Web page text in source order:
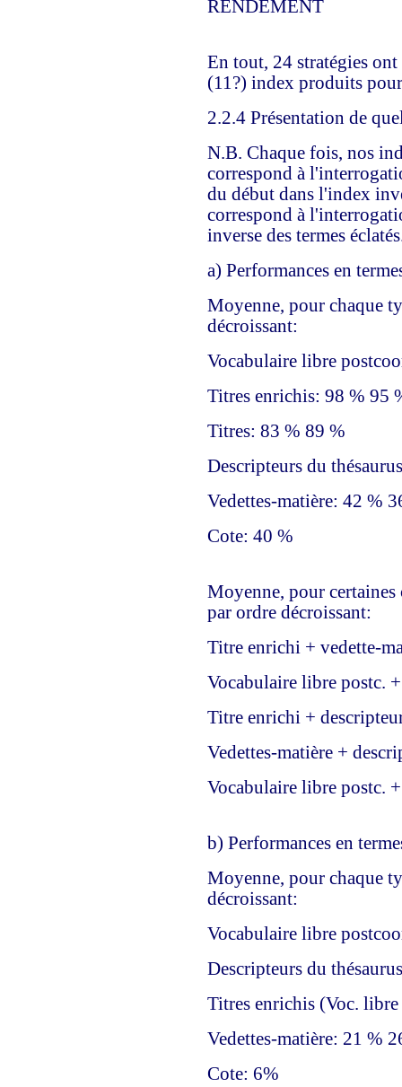
RENDEMENT
En tout, 24 stratégies ont
(11?) index produits
2.2.4 Présentation de
N.B. Chaque fois, nos
correspond à
du début dans l'index
correspond à
inverse des termes
a) Performances en
Moyenne, pour chaque
décroissant:
Vocabulaire libre
Titres enrichis: 98 % 95
Titres: 83 % 89 %
Descripteurs du
Vedettes-matière: 42 %
Cote: 40 %
Moyenne, pour certaines
par ordre décroissant:
Titre enrichi + vedette-
Vocabulaire libre postc.
Titre enrichi +
Vedettes-matière +
Vocabulaire libre postc.
b) Performances en
Moyenne, pour chaque
décroissant:
Vocabulaire libre
Descripteurs du
Titres enrichis (Voc.
Vedettes-matière: 21 %
Cote: 6%